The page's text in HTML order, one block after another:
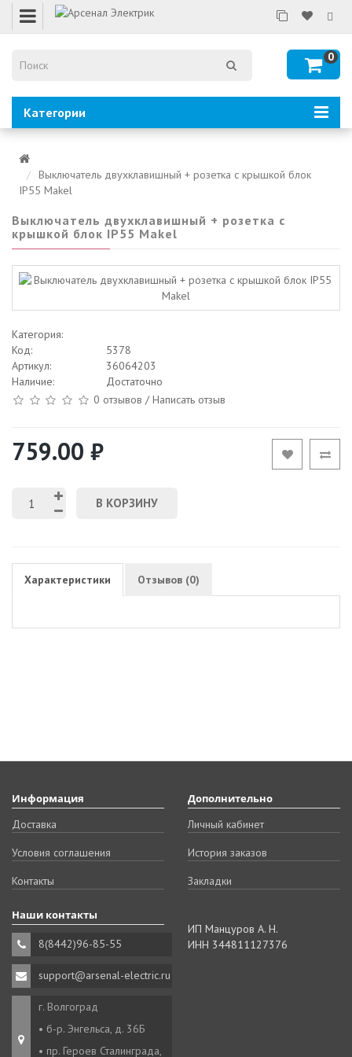
0
Категории
Выключатель двухклавишный + розетка с крышкой блок
IP55 Makel
Выключатель двухклавишный + розетка с
крышкой блок IP55 Makel
Категория:
Код:
5378
Артикул:
36064203
Наличие:
Достаточно
0 отзывов /Написать отзыв
759.00 ₽
В КОРЗИНУ
Характеристики Отзывов (0)
Информация
Доставка
Условия соглашения
Контакты
Дополнительно
Личный кабинет
История заказов
Закладки
Наши контакты
8(8442)96-85-55
support@arsenal-electric.ru
г. Волгоград
• б-р. Энгельса, д. 36Б
• пр. Героев Сталинграда,
ИП Манцуров А. Н.
ИНН 344811127376